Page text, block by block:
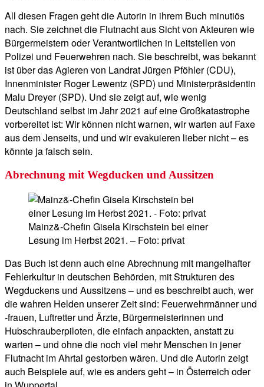
All diesen Fragen geht die Autorin in ihrem Buch minutiös
nach. Sie zeichnet die Flutnacht aus Sicht von Akteuren wie
Bürgermeistern oder Verantwortlichen in Leitstellen von
Polizei und Feuerwehren nach. Sie beschreibt, was bekannt
ist über das Agieren von Landrat Jürgen Pföhler (CDU),
Innenminister Roger Lewentz (SPD) und Ministerpräsidentin
Malu Dreyer (SPD). Und sie zeigt auf, wie wenig
Deutschland selbst im Jahr 2021 auf eine Großkatastrophe
vorbereitet ist: Wir können nicht warnen, wir warten auf Faxe
aus dem Jenseits, und und wir evakuieren lieber nicht – es
könnte ja falsch sein.
Abrechnung mit Wegducken und Aussitzen
Mainz&-Chefin Gisela Kirschstein bei einer
Lesung im Herbst 2021. – Foto: privat
Das Buch ist denn auch eine Abrechnung mit mangelhafter
Fehlerkultur in deutschen Behörden, mit Strukturen des
Wegduckens und Aussitzens – und es beschreibt auch, wer
die wahren Helden unserer Zeit sind: Feuerwehrmänner und
-frauen, Luftretter und Ärzte, Bürgermeisterinnen und
Hubschrauberpiloten, die einfach anpackten, anstatt zu
warten – und ohne die noch viel mehr Menschen in jener
Flutnacht im Ahrtal gestorben wären. Und die Autorin zeigt
auch Beispiele auf, wie es anders geht – in Österreich oder